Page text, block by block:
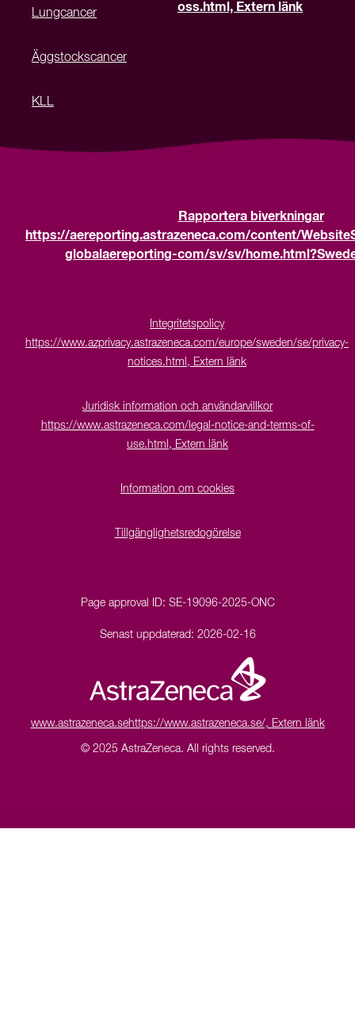
Lungcancer
Äggstockscancer
KLL
oss.html, Extern länk
Rapportera biverkningar
https://aereporting.astrazeneca.com/content/
globalaereporting-com/sv/sv/
Integritetspolicy
https://www.azprivacy.astrazeneca.com/europe/sweden/se/privacy-
notices.html, Extern länk
Juridisk information och användarvillkor
https://www.astrazeneca.com/legal-notice-and-terms-of-
use.html, Extern länk
Information om cookies
Tillgänglighetsredogörelse
Page approval ID: SE-19096-2025-ONC
Senast uppdaterad: 2026-02-16
www.astrazeneca.sehttps://www.astrazeneca.se/, Extern länk
© 2025 AstraZeneca. All rights reserved.